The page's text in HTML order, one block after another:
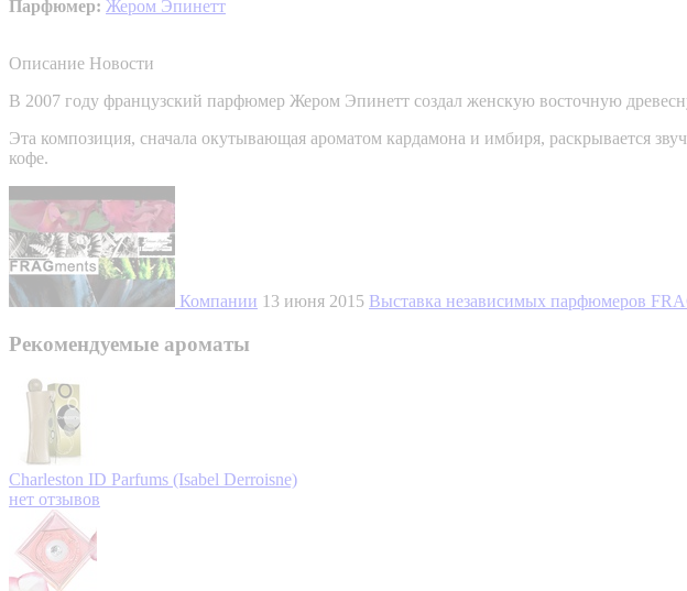
Парфюмер: Жером Эпинетт
Описание Новости
В 2007 году французский парфюмер Жером Эпинетт создал женскую восточную
Эта композиция, сначала окутывающая ароматом кардамона и имбиря, раскрывается
кофе.
Компании 13 июня 2015 Выставка независимых парфюмеров
Рекомендуемые ароматы
Charleston ID Parfums (Isabel Derroisne)
нет отзывов